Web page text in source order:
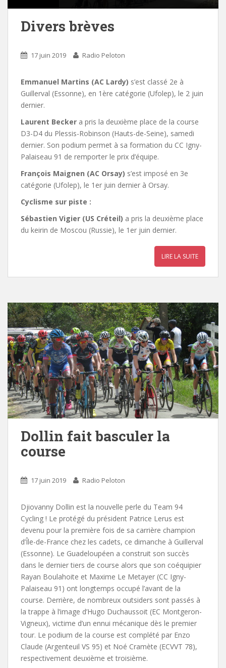
Divers brèves
17 juin 2019 Radio Peloton
Emmanuel Martins (AC Lardy) s’est classé 2e à
Guillerval (Essonne), en 1ère catégorie (Ufolep), le 2 juin
dernier.
Laurent Becker a pris la deuxième place de la course
D3-D4 du Plessis-Robinson (Hauts-de-Seine), samedi
dernier. Son podium permet à sa formation du CC Igny-
Palaiseau 91 de remporter le prix d’équipe.
François Maignen (AC Orsay) s’est imposé en 3e
catégorie (Ufolep), le 1er juin dernier à Orsay.
Cyclisme sur piste :
Sébastien Vigier (US Créteil) a pris la deuxième place
du keirin de Moscou (Russie), le 1er juin dernier.
LIRE LA SUITE
Dollin fait basculer la
course
17 juin 2019 Radio Peloton
Djiovanny Dollin est la nouvelle perle du Team 94
Cycling ! Le protégé du président Patrice Lerus est
devenu pour la première fois de sa carrière champion
d’Île-de-France chez les cadets, ce dimanche à Guillerval
(Essonne). Le Guadeloupéen a construit son succès
dans le dernier tiers de course alors que son coéquipier
Rayan Boulahoite et Maxime Le Metayer (CC Igny-
Palaiseau 91) ont longtemps occupé l’avant de la
course. Derrière, de nombreux outsiders sont passés à
la trappe à l’image d’Hugo Duchaussoit (EC Montgeron-
Vigneux), victime d’un ennui mécanique dès le premier
tour. Le podium de la course est complété par Enzo
Claude (Argenteuil VS 95) et Noé Cramète (ECVVT 78),
respectivement deuxième et troisième.